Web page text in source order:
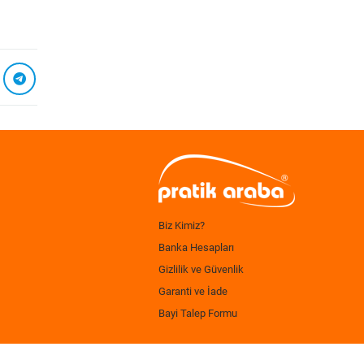
Biz Kimiz?
Banka Hesapları
Gizlilik ve Güvenlik
Garanti ve İade
Bayi Talep Formu